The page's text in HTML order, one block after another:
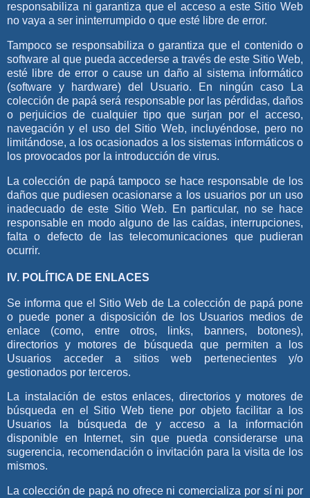
responsabiliza ni garantiza que el acceso a este Sitio Web
no vaya a ser ininterrumpido o que esté libre de error.
Tampoco se responsabiliza o garantiza que el contenido o
software al que pueda accederse a través de este Sitio Web,
esté libre de error o cause un daño al sistema informático
(software y hardware) del Usuario. En ningún caso
La
colección de papá será responsable por las pérdidas, daños
o perjuicios de cualquier tipo que surjan por el acceso,
navegación y el uso del Sitio Web, incluyéndose, pero no
limitándose, a los ocasionados a los sistemas informáticos o
los provocados por la introducción de virus.
La colección de papá tampoco se hace responsable de los
daños que pudiesen ocasionarse a los usuarios por un uso
inadecuado de este Sitio Web. En particular, no se hace
responsable en modo alguno de las caídas, interrupciones,
falta o defecto de las telecomunicaciones que pudieran
ocurrir.
IV. POLÍTICA DE ENLACES
Se informa que el Sitio Web de La colección de papá pone
o puede poner a disposición de los Usuarios medios de
enlace (como, entre otros, links, banners, botones),
directorios y motores de búsqueda que permiten a los
Usuarios acceder a sitios web pertenecientes y/o
gestionados por terceros.
La instalación de estos enlaces, directorios y motores de
búsqueda en el Sitio Web tiene por objeto facilitar a los
Usuarios la búsqueda de y acceso a la información
disponible en Internet, sin que pueda considerarse una
sugerencia, recomendación o invitación para la visita de los
mismos.
La colección de papá no ofrece ni comercializa por sí ni por